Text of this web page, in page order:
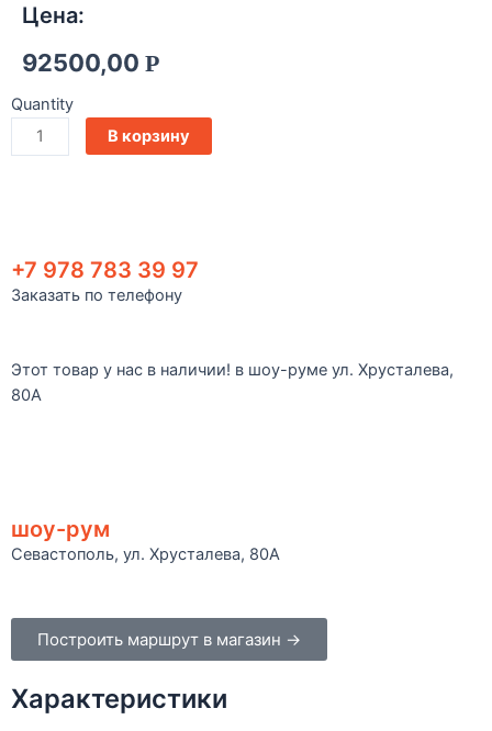
Цена:
92500,00 Р
Quantity
В корзину
+7 978 783 39 97
Заказать по телефону
Этот товар у нас в наличии! в шоу-руме ул. Хрусталева,
80А
шоу-рум
Севастополь, ул. Хрусталева, 80А
Построить маршрут в магазин →
Характеристики